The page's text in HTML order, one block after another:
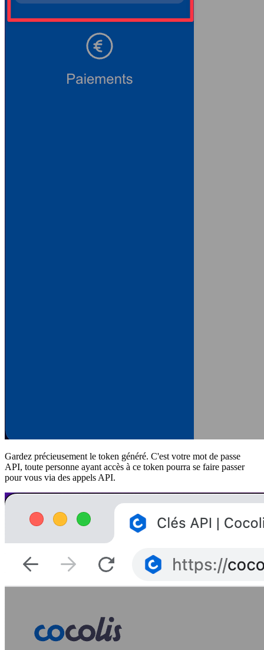
Gardez précieusement le token généré. C'est votre mot de passe
API, toute personne ayant accès à ce token pourra se faire passer
pour vous via des appels API.